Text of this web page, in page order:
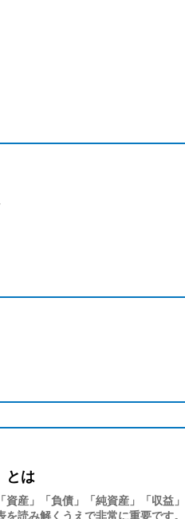
とは
産」「負債」「純資産」「収益
読み解くうえで非常に重要です